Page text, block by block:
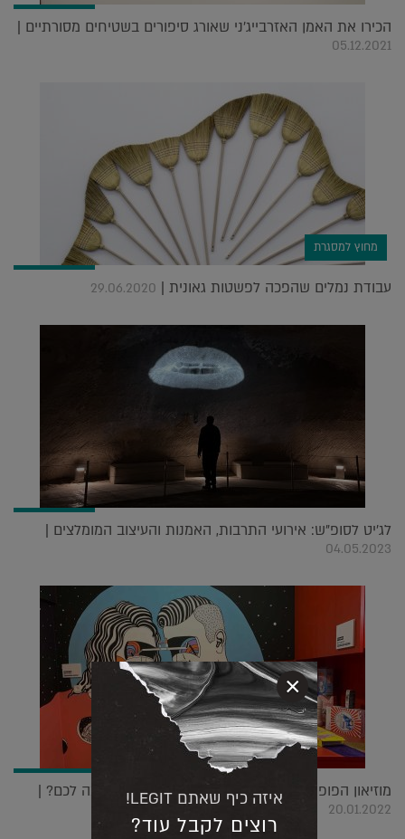
הכירו את האמן האזרבייג'ני שאורג סיפורים בשטיחים מסורתיים |
05.12.2021
מחוץ למסגרת
עבודת נמלים שהפכה לפשטות גאונית | 29.06.2020
לג'יט לסופ"ש: אירועי התרבות, האמנות והעיצוב המומלצים |
04.05.2023
מוזיאון הפופ אפ חוזר בפעם השלישית! אז מה מחכה לכם? |
20.01.2022
איזה כיף שאתם LEGIT!
רוצים לקבל עוד?
×